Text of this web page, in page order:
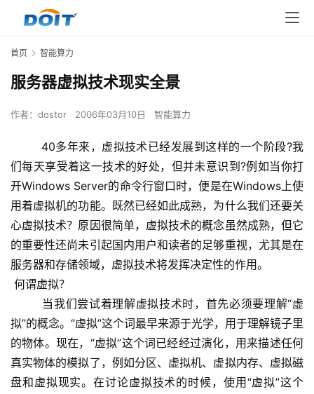
首页 智能算力
服务器虚拟技术现实全景
作者： dostor 2006年03月10日 智能算力
40多年来，虚拟技术已经发展到这样的一个阶段?我
们每天享受着这一技术的好处，但并未意识到?例如当你打
开Windows Server的命令行窗口时，便是在Windows上使
用着虚拟机的功能。既然已经如此成熟，为什么我们还要关
心虚拟技术？原因很简单，虚拟技术的概念虽然成熟，但它
的重要性还尚未引起国内用户和读者的足够重视，尤其是在
服务器和存储领域，虚拟技术将发挥决定性的作用。
何谓虚拟？
当我们尝试着理解虚拟技术时，首先必须要理解“虚
拟”的概念。“虚拟”这个词最早来源于光学，用于理解镜子里
的物体。现在，“虚拟”这个词已经经过演化，用来描述任何
真实物体的模拟了，例如分区、虚拟机、虚拟内存、虚拟磁
盘和虚拟现实。在讨论虚拟技术的时候，使用“虚拟”这个